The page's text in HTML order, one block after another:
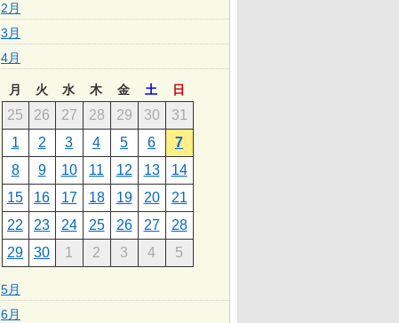
2月
3月
4月
月 火 水 木 金 土 日
25 26 27 28 29 30
31
1
2 3 4 5 6
7
8
9 10 11 12 13
14
15
16 17 18 19 20
21
22
23 24 25 26 27
28
29
30 1 2 3 4 5
5月
6月